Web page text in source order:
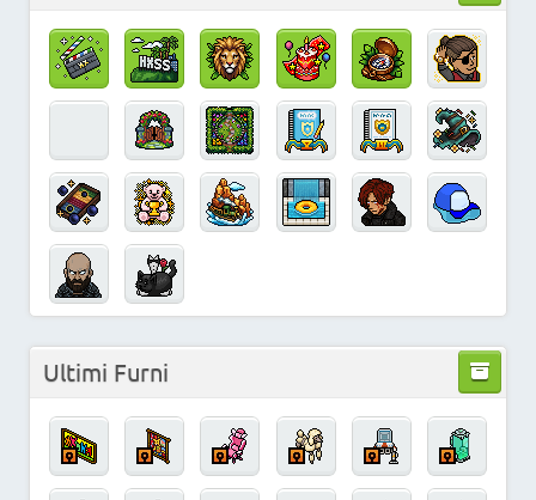
Ultimi Furni